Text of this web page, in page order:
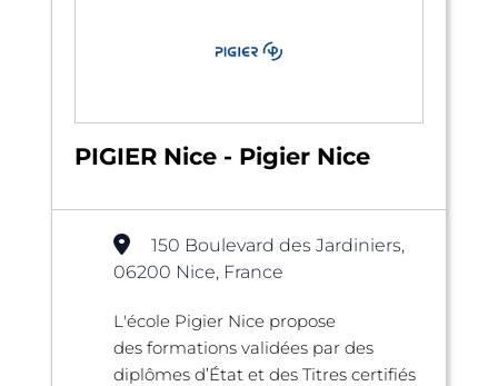
PIGIER Nice - Pigier Nice
150 Boulevard des Jardiniers,
06200 Nice, France
L'école Pigier Nice propose
des formations validées par des
diplômes d’État et des Titres certifiés